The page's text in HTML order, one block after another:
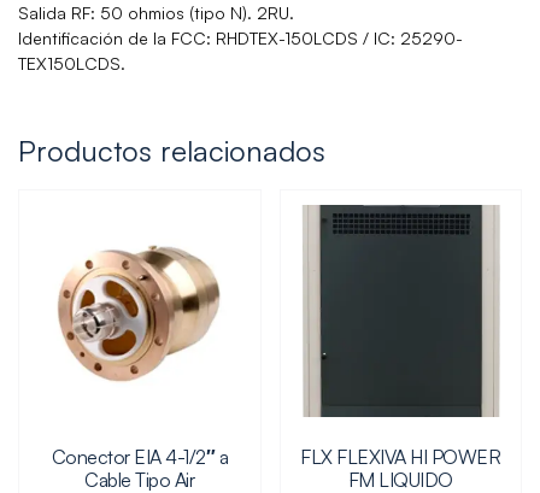
Salida RF: 50 ohmios (tipo N). 2RU.
Identificación de la FCC: RHDTEX-150LCDS / IC: 25290-
TEX150LCDS.
Productos relacionados
Conector EIA 4-1/2″ a
Cable Tipo Air
FLX FLEXIVA HI POWER
FM LIQUIDO